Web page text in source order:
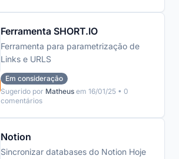
Ferramenta SHORT.IO
Ferramenta para parametrização de
Links e URLS
Em consideração
Sugerido por Matheus em 16/01/25 • 0
comentários
Notion
Sincronizar databases do Notion Hoje